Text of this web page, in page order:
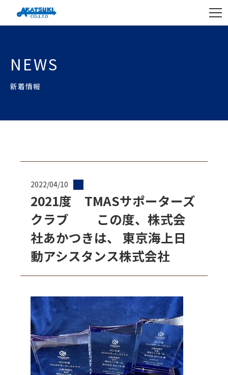
NEWS
新着情報
2022/04/10
2021度 TMASサポーターズ
クラブ この度、株式会
社あかつきは、 東京海上日
動アシスタンス株式会社